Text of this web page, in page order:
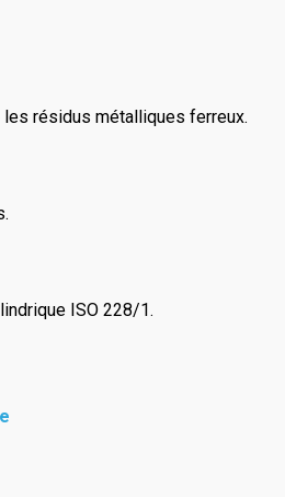
résidus métalliques ferreux.
ISO 228/1.